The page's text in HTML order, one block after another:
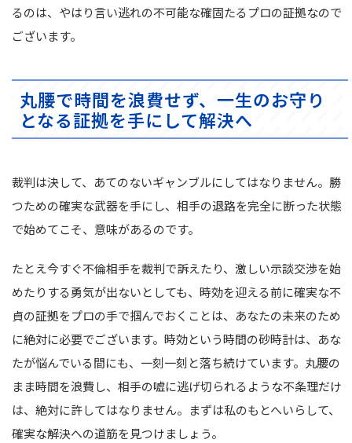
るのは、やはり言い逃れの不可能な確固たるプロの証拠なので
ございます。
丸腰で時間を浪費せず、一生のお守り
となる証拠を手にして解決へ
裁判は決して、あてのないギャンブルにしてはなりません。勝
つための確実な武器を手にし、相手の退路を完全に断った状態
で始めてこそ、意味があるのです。
たとえ今すぐ不倫相手を裁判で訴えたり、激しい示談交渉を始
めたりする勇気が出ないとしても、時効を迎える前に確実な不
貞の証拠をプロの手で掴んでおくことは、あなたの未来のため
に絶対に必要でございます。時効という時間の砂時計は、あな
たが悩んでいる間にも、一刻一刻と落ち続けています。丸腰の
まま時間を浪費し、相手の嘘に逃げ切られるような不条理だけ
は、絶対に許してはなりません。まずは私のもとへいらして、
確実な解決への道筋を見つけましょう。